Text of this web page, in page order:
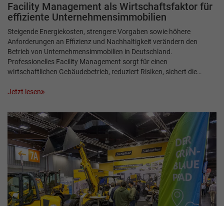
Facility Management als Wirtschaftsfaktor für
effiziente Unternehmensimmobilien
Steigende Energiekosten, strengere Vorgaben sowie höhere
Anforderungen an Effizienz und Nachhaltigkeit verändern den
Betrieb von Unternehmensimmobilien in Deutschland.
Professionelles Facility Management sorgt für einen
wirtschaftlichen Gebäudebetrieb, reduziert Risiken, sichert die…
Jetzt lesen